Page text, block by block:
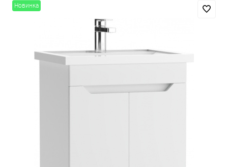
Новинка